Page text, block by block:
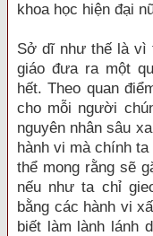
khoa học hiện đại
Sở dĩ như thế là vì
giáo đưa ra một
hết. Theo quan
cho mỗi người
nguyên nhân sâu
hành vi mà chính
thể mong rằng sẽ
nếu như ta chỉ
bằng các hành vi
biết làm lành lánh